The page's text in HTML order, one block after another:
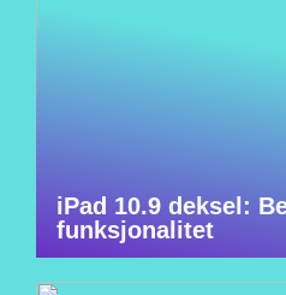
iPad 10.9 deksel:
funksjonalitet